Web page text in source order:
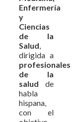
Enfermería
y
Ciencias
de la
Salud,
dirigida a
profesionales
de la
salud de
habla
hispana,
con el